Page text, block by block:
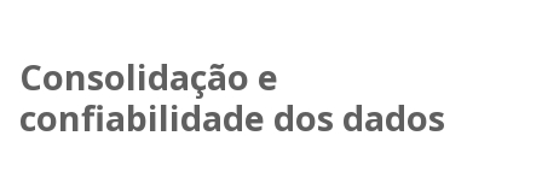
Consolidação e
confiabilidade dos dados